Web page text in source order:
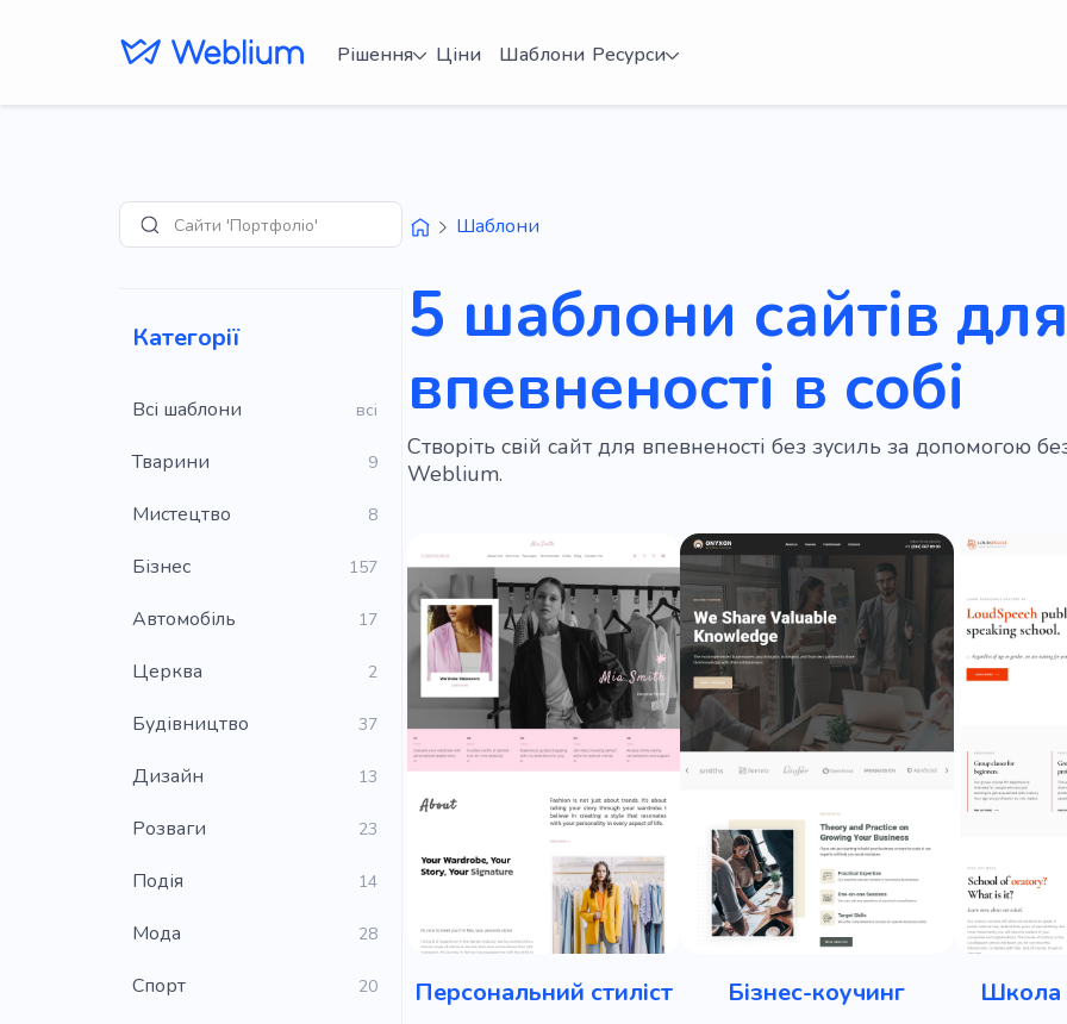
Рішення Ціни Шаблони Ресурси
ПошукСайти 'Портфоліо'
Категорії
Всі шаблони всі
Тварини 9
Мистецтво 8
Бізнес 157
Автомобіль 17
Церква 2
Будівництво 37
Дизайн 13
Розваги 23
Подія 14
Мода 28
Cпорт 20
Шаблони
5 шаблони сайтів для
впевненості в собі
Створіть свій сайт для впевненості без зусиль за допомогою
Weblium.
Персональний стиліст Бізнес-коучинг Школа